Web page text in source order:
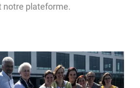
notre plateforme.